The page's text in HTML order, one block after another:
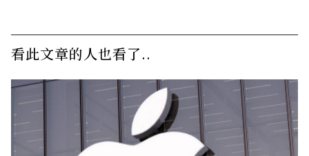
看此文章的人也看了..